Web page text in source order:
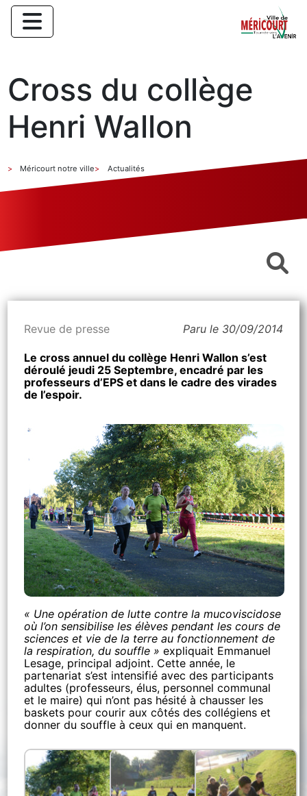
Cross du collège
Henri Wallon
Méricourt notre ville Actualités
Revue de presse Paru le 30/09/2014
Le cross annuel du collège Henri Wallon s’est
déroulé jeudi 25 Septembre, encadré par les
professeurs d’EPS et dans le cadre des virades
de l’espoir.
« Une opération de lutte contre la mucoviscidose
où l’on sensibilise les élèves pendant les cours de
sciences et vie de la terre au fonctionnement de
la respiration, du souffle » expliquait Emmanuel
Lesage, principal adjoint. Cette année, le
partenariat s’est intensifié avec des participants
adultes (professeurs, élus, personnel communal
et le maire) qui n’ont pas hésité à chausser les
baskets pour courir aux côtés des collégiens et
donner du souffle à ceux qui en manquent.